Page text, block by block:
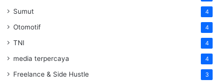
Sumut 4
Otomotif 4
TNI 4
media terpercaya 4
Freelance & Side Hustle 3